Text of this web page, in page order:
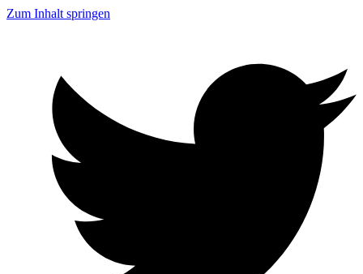
Zum Inhalt springen